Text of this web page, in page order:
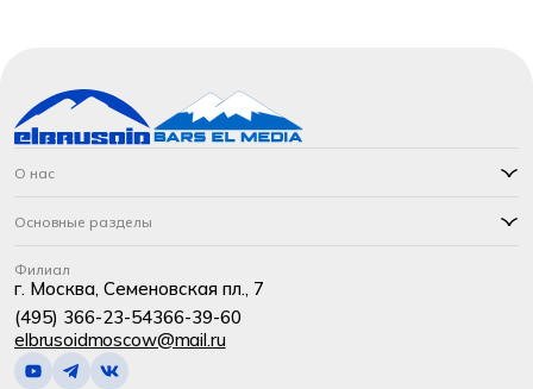
О нас
Основные разделы
Филиал
г. Москва, Семеновская пл., 7
(495) 366-23-54366-39-60
elbrusoidmoscow@mail.ru